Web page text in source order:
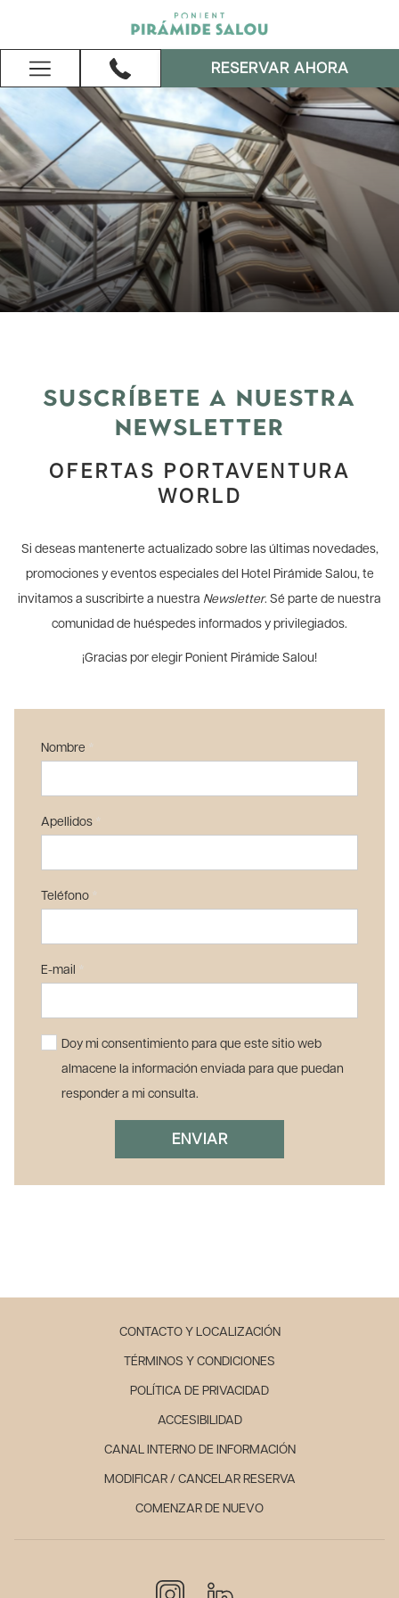
Hamburger
Menu
RESERVAR AHORA
SUSCRÍBETE A NUESTRA
NEWSLETTER
OFERTAS PORTAVENTURA
WORLD
Si deseas mantenerte actualizado sobre las últimas novedades,
promociones y eventos especiales del Hotel Pirámide Salou, te
invitamos a suscribirte a nuestra Newsletter. Sé parte de nuestra
comunidad de huéspedes informados y privilegiados.
¡Gracias por elegir Ponient Pirámide Salou!
Nombre *
Apellidos *
Teléfono *
E-mail *
Doy mi consentimiento para que este sitio web
almacene la información enviada para que puedan
responder a mi consulta.
ENVIAR
CONTACTO Y LOCALIZACIÓN
TÉRMINOS Y CONDICIONES
POLÍTICA DE PRIVACIDAD
ACCESIBILIDAD
CANAL INTERNO DE INFORMACIÓN
MODIFICAR / CANCELAR RESERVA
COMENZAR DE NUEVO